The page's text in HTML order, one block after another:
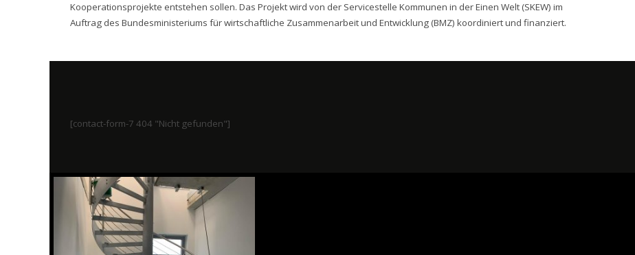
Kooperationsprojekte entstehen sollen. Das Projekt wird von der Servicestelle Kommunen in der Einen Welt (SKEW) im
Auftrag des Bundesministeriums für wirtschaftliche Zusammenarbeit und Entwicklung (BMZ) koordiniert und finanziert.
[contact-form-7 404 "Nicht gefunden"]